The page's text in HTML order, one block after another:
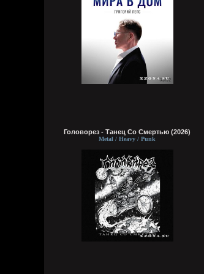
Головорез - Tанец Со Смертью (2026)
Metal / Heavy / Punk